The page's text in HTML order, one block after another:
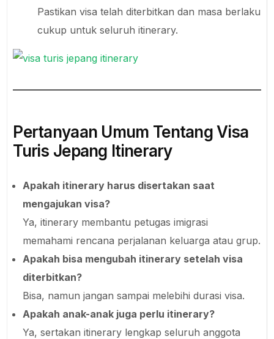
Pastikan visa telah diterbitkan dan masa berlaku
cukup untuk seluruh itinerary.
Pertanyaan Umum Tentang Visa
Turis Jepang Itinerary
Apakah itinerary harus disertakan saat
mengajukan visa?
Ya, itinerary membantu petugas imigrasi
memahami rencana perjalanan keluarga atau grup.
Apakah bisa mengubah itinerary setelah visa
diterbitkan?
Bisa, namun jangan sampai melebihi durasi visa.
Apakah anak-anak juga perlu itinerary?
Ya, sertakan itinerary lengkap seluruh anggota